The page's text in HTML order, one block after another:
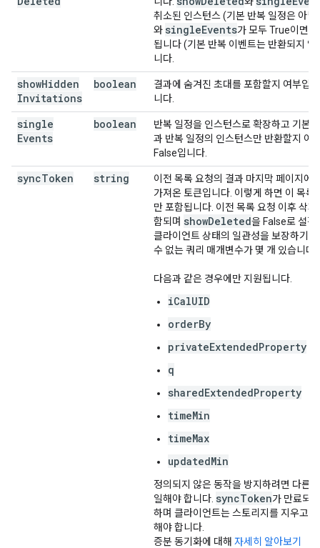
취소된 인스턴스 (기본 반복 일정은 아
와 singleEvents가 모두 True이면
됩니다 (기본 반복 이벤트는 반환되지
니다.
showHidden
Invitations
boolean
결과에 숨겨진 초대를 포함할지 여부입
니다.
single
Events
boolean
반복 일정을 인스턴스로 확장하고 기본
과 반복 일정의 인스턴스만 반환할지 여
False입니다.
syncToken string
이전 목록 요청의 결과 마지막 페이지에
가져온 토큰입니다. 이렇게 하면 이 목
만 포함됩니다. 이전 목록 요청 이후 삭
함되며 showDeleted을 False로 설정
클라이언트 상태의 일관성을 보장하기
수 없는 쿼리 매개변수가 몇 개 있습니다.
다음과 같은 경우에만 지원됩니다.
iCalUID
orderBy
privateExtendedProperty
q
sharedExtendedProperty
timeMin
timeMax
updatedMin
정의되지 않은 동작을 방지하려면 다른
일해야 합니다. syncToken가 만료되
하며 클라이언트는 스토리지를 지우고
해야 합니다.
증분 동기화에 대해 자세히 알아보기